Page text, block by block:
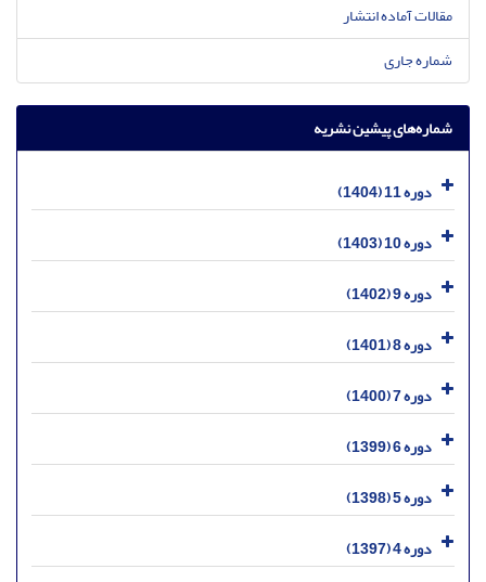
مقالات آماده انتشار
شماره جاری
شماره‌های پیشین نشریه
دوره 11 (1404)
دوره 10 (1403)
دوره 9 (1402)
دوره 8 (1401)
دوره 7 (1400)
دوره 6 (1399)
دوره 5 (1398)
دوره 4 (1397)